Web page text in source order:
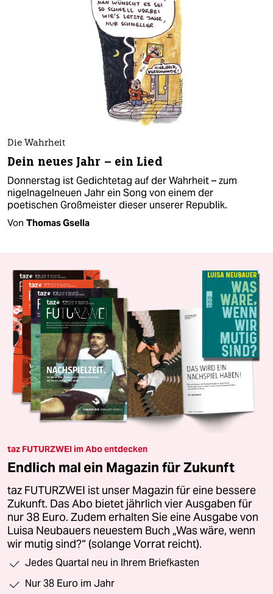
Die Wahrheit
Dein neues Jahr – ein Lied
Donnerstag ist Gedichtetag auf der Wahrheit – zum
nigelnagelneuen Jahr ein Song von einem der
poetischen Großmeister dieser unserer Republik.
Von Thomas Gsella
taz FUTURZWEI im Abo entdecken
Endlich mal ein Magazin für Zukunft
taz FUTURZWEI ist unser Magazin für eine bessere
Zukunft. Das Abo bietet jährlich vier Ausgaben für
nur 38 Euro. Zudem erhalten Sie eine Ausgabe von
Luisa Neubauers neuestem Buch „Was wäre, wenn
wir mutig sind?“ (solange Vorrat reicht).
Jedes Quartal neu in Ihrem Briefkasten
Nur 38 Euro im Jahr